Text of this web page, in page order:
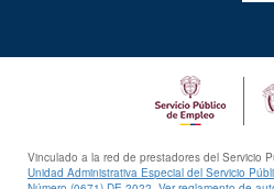
Vinculado a la red de prestadores del Servicio
Unidad Administrativa Especial del Servicio